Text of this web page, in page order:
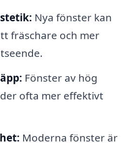
Nya fönster kan
fräschare och mer
Fönster av hög
ofta mer effektivt
Moderna fönster är